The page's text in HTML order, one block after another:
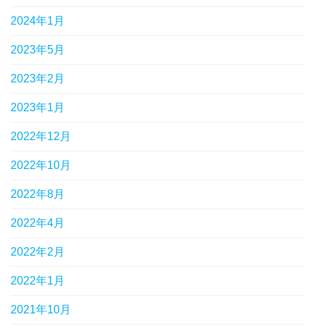
2024年1月
2023年5月
2023年2月
2023年1月
2022年12月
2022年10月
2022年8月
2022年4月
2022年2月
2022年1月
2021年10月